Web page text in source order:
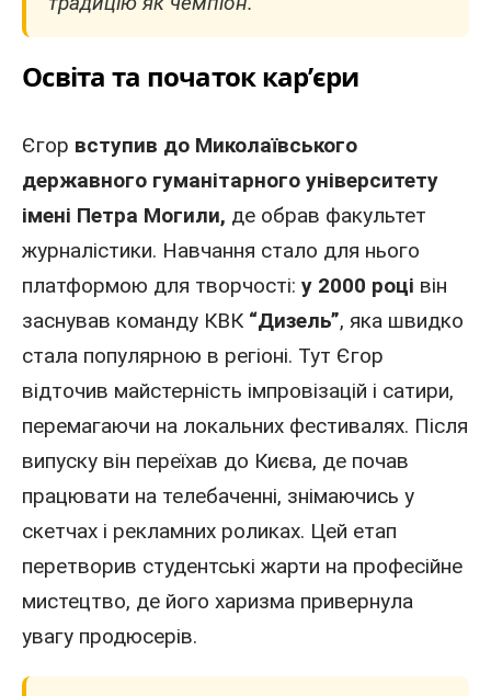
Освіта та початок кар’єри
Єгор вступив до Миколаївського
державного гуманітарного університету
імені Петра Могили, де обрав факультет
журналістики. Навчання стало для нього
платформою для творчості: у 2000 році він
заснував команду КВК “Дизель”, яка швидко
стала популярною в регіоні. Тут Єгор
відточив майстерність імпровізацій і сатири,
перемагаючи на локальних фестивалях. Після
випуску він переїхав до Києва, де почав
працювати на телебаченні, знімаючись у
скетчах і рекламних роликах. Цей етап
перетворив студентські жарти на професійне
мистецтво, де його харизма привернула
увагу продюсерів.